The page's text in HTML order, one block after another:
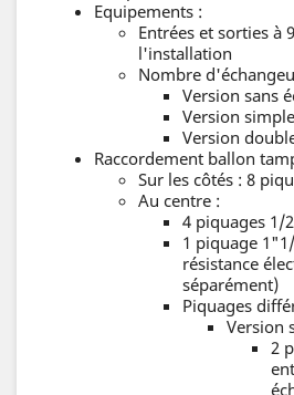
Equipements :
Entrées et sorties à
l'installation
Nombre
Version sans
Version
Version
Raccordement ballon
Sur les côtés : 8
Au centre :
4 piquages 1/
1 piquage
résistance
séparément)
Piquages
Version
2